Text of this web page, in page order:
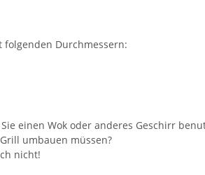
folgenden Durchmessern:
einen Wok oder anderes Geschirr
umbauen müssen?
nicht!